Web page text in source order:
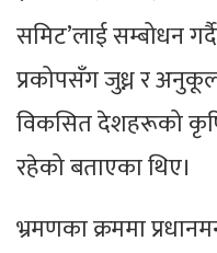
समिट’लाई सम्बोधन
प्रकोपसँग जुध्न र
विकसित देशहरूको
रहेको बताएका थिए।
भ्रमणका क्रममा